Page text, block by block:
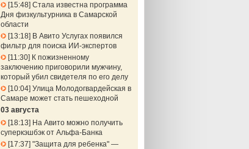
15:48 Стала известна программа
Дня физкультурника в Самарской
области
13:18 В Авито Услугах появился
фильтр для поиска ИИ-экспертов
11:30 К пожизненному
заключению приговорили мужчину,
который убил свидетеля по его делу
10:04 Улица Молодогвардейская в
Самаре может стать пешеходной
03 августа
18:13
На Авито можно получить
суперкэшбэк от Альфа-Банка
17:37 "Защита для ребенка" —